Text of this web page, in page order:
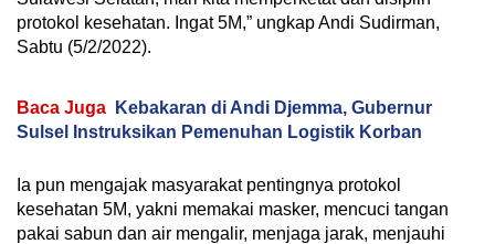
protokol kesehatan. Ingat 5M,” ungkap Andi Sudirman,
Sabtu (5/2/2022).
Baca Juga
Kebakaran di Andi Djemma, Gubernur
Sulsel Instruksikan Pemenuhan Logistik Korban
Ia pun mengajak masyarakat pentingnya protokol
kesehatan 5M, yakni memakai masker, mencuci tangan
pakai sabun dan air mengalir, menjaga jarak, menjauhi